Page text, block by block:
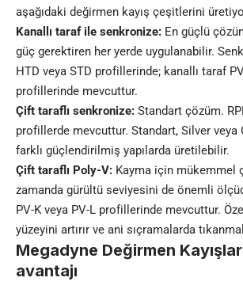
aşağıdaki değirmen kayış çeşitlerini
Kanallı taraf ile senkronize: En güçlü
güç gerektiren her yerde uygulanabilir.
HTD veya STD profillerinde; kanallı taraf
profillerinde mevcuttur.
Çift taraflı senkronize: Standart çözüm.
profillerde mevcuttur. Standart, Silver veya
farklı güçlendirilmiş yapılarda üretilebilir.
Çift taraflı Poly-V: Kayma için mükemmel
zamanda gürültü seviyesini de önemli
PV-K veya PV-L profillerinde mevcuttur.
yüzeyini artırır ve ani sıçramalarda
Megadyne Değirmen
avantajı